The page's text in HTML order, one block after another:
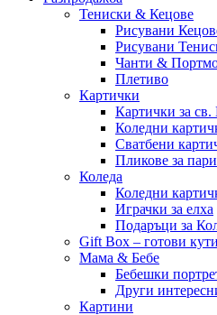
Тениски & Кецове
Рисувани
Рисувани
Чанти &
Плетиво
Картички
Картички за св.
Коледни
Сватбени
Пликове за пари
Коледа
Коледни
Играчки за елха
Подаръци за
Gift Box – готови
Мама & Бебе
Бебешки
Други
Картини